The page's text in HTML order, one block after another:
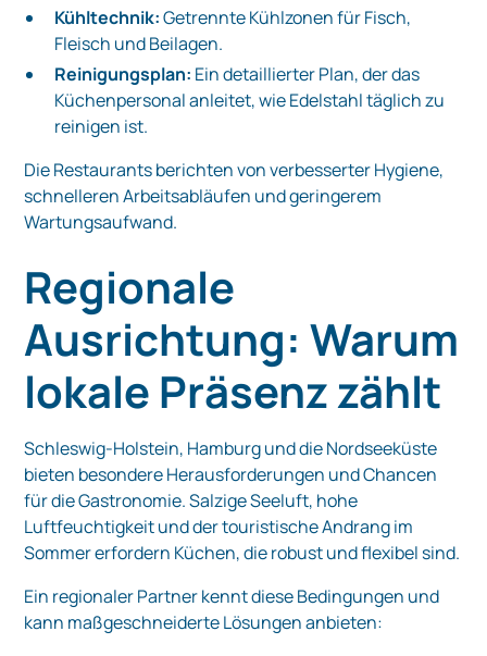
Kühltechnik:Getrennte Kühlzonen für Fisch,
Fleisch und Beilagen.
Reinigungsplan: Ein detaillierter Plan, der das
Küchenpersonal anleitet, wie Edelstahl täglich zu
reinigen ist.
Die Restaurants berichten von verbesserter Hygiene,
schnelleren Arbeitsabläufen und geringerem
Wartungsaufwand.
Regionale
Ausrichtung: Warum
lokale Präsenz zählt
Schleswig-Holstein, Hamburg und die Nordseeküste
bieten besondere Herausforderungen und Chancen
für die Gastronomie. Salzige Seeluft, hohe
Luftfeuchtigkeit und der touristische Andrang im
Sommer erfordern Küchen, die robust und flexibel sind.
Ein regionaler Partner kennt diese Bedingungen und
kann maßgeschneiderte Lösungen anbieten: